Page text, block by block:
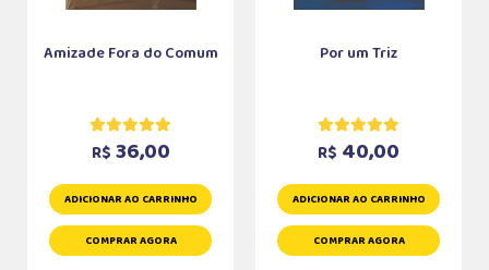
Amizade Fora do Comum
R$ 36,00
ADICIONAR AO CARRINHO
COMPRAR AGORA
Por um Triz
R$ 40,00
ADICIONAR AO CARRINHO
COMPRAR AGORA